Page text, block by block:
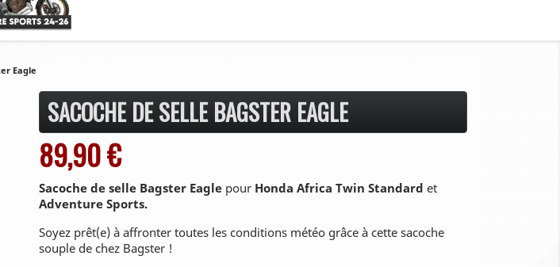
Eagle
SACOCHE DE SELLE BAGSTER EAGLE
89,90 €
Sacoche de selle Bagster Eagle pour Honda Africa Twin Standard et
Adventure Sports.
Soyez prêt(e) à affronter toutes les conditions météo grâce à cette sacoche
souple de chez Bagster !